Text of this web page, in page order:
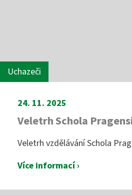
Uchazeči
24. 11. 2025
Veletrh Schola
Veletrh vzdělávání Schola
Více informací ›